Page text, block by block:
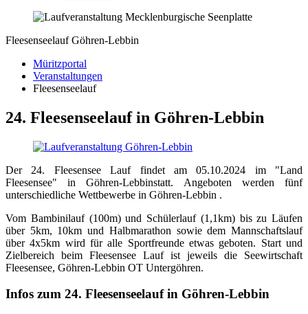
Fleesenseelauf Göhren-Lebbin
Müritzportal
Veranstaltungen
Fleesenseelauf
24. Fleesenseelauf in Göhren-Lebbin
Der 24. Fleesensee Lauf findet am 05.10.2024 im "Land
Fleesensee" in Göhren-Lebbinstatt. Angeboten werden fünf
unterschiedliche Wettbewerbe in Göhren-Lebbin .
Vom Bambinilauf (100m) und Schülerlauf (1,1km) bis zu Läufen
über 5km, 10km und Halbmarathon sowie dem Mannschaftslauf
über 4x5km wird für alle Sportfreunde etwas geboten. Start und
Zielbereich beim Fleesensee Lauf ist jeweils die Seewirtschaft
Fleesensee, Göhren-Lebbin OT Untergöhren.
Infos zum 24. Fleesenseelauf in Göhren-Lebbin